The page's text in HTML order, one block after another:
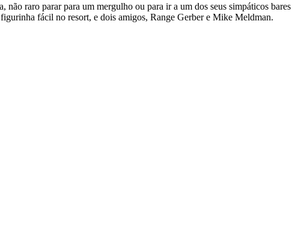
não raro parar para um mergulho ou para ir a um dos seus simpáticos bares
fácil no resort, e dois amigos, Range Gerber e Mike Meldman.